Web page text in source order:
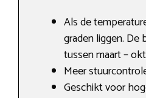
Als de
graden liggen. De
tussen maart –
Meer
Geschikt voor